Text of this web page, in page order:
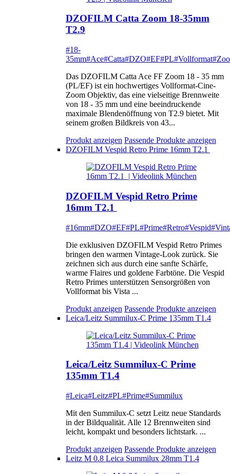
DZOFILM Catta Zoom 18-35mm
T2.9
#18-
35mm#Ace#Catta#DZO#EF#PL#Vollformat
Das DZOFILM Catta Ace FF Zoom 18 - 35 mm
(PL/EF) ist ein hochwertiges Vollformat-Cine-
Zoom Objektiv, das eine vielseitige Brennweite
von 18 - 35 mm und eine beeindruckende
maximale Blendenöffnung von T2.9 bietet. Mit
seinem großen Bildkreis von 43...
Produkt anzeigen Passende Produkte anzeigen
DZOFILM Vespid Retro Prime 16mm T2.1
DZOFILM Vespid Retro Prime
16mm T2.1
#16mm#DZO#EF#PL#Prime#Retro#Vespid
Die exklusiven DZOFILM Vespid Retro Primes
bringen den warmen Vintage-Look zurück. Sie
zeichnen sich aus durch eine sanfte Schärfe,
warme Flaires und goldene Farbtöne. Die Vespid
Retro Primes unterstützen Sensorgrößen von
Vollformat bis Vista ...
Produkt anzeigen Passende Produkte anzeigen
Leica/Leitz Summilux-C Prime 135mm T1.4
Leica/Leitz Summilux-C Prime
135mm T1.4
#Leica#Leitz#PL#Prime#Summilux
Mit den Summilux-C setzt Leitz neue Standards
in der Bildqualität. Alle 12 Brennweiten sind
leicht, kompakt und besonders lichtstark. ...
Produkt anzeigen Passende Produkte anzeigen
Leitz M 0.8 Leica Summilux 28mm T1.4